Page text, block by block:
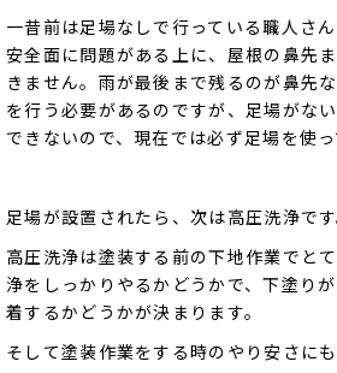
一昔前は足場なしで行っている職人さ
安全面に問題がある上に、屋根の鼻先
きません。雨が最後まで残るのが鼻先
を行う必要があるのですが、足場がな
できないので、現在では必ず足場を使っ
足場が設置されたら、次は高圧洗浄です
高圧洗浄は塗装する前の下地作業でと
浄をしっかりやるかどうかで、下塗り
着するかどうかが決まります。
そして塗装作業をする時のやり安さにも